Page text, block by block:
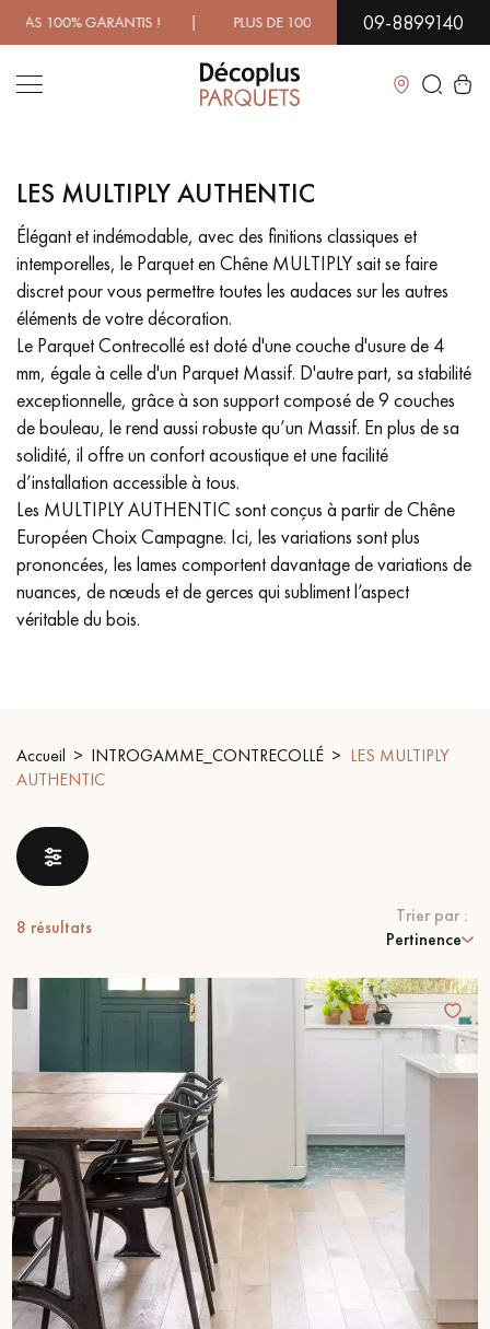
! | PLUS DE 1000 MODÈLES À DÉCOUVRIR EN
09-8899140
Fermer
LES RECHERCHES LES PLUS COURANTES
PARQUET MASSIF
PARQUET CONTRECOLLÉ -
FLOTTANT
SOL PLAQUÉ BOIS VERITABLES
PARQUETS À MOTIFS
TRADITIONNELS
PARQUET EN BOIS EXOTIQUE PARQUET VERNIS
PARQUET HUILÉ PARQUET EN BOIS BRUT
PARQUET VIEILLI PARQUET EN CHÊNE FUMÉ
PARQUET LAMES LARGES XXL PARQUET EN CHÊNE
ACCESSOIRES PARQUET
09-8899140
pas dans le choix et la pose de votre parquet.
Un expert Décoplus Parquets vous appelle
Demandez un rendez-vous personnalisé
LES MULTIPLY AUTHENTIC
Élégant et indémodable, avec des finitions classiques et
intemporelles, le Parquet en Chêne MULTIPLY sait se faire
discret pour vous permettre toutes les audaces sur les autres
éléments de votre décoration.
Le Parquet Contrecollé est doté d'une couche d'usure de 4
mm, égale à celle d'un Parquet Massif. D'autre part, sa stabilité
exceptionnelle, grâce à son support composé de 9 couches
de bouleau, le rend aussi robuste qu’un Massif. En plus de sa
solidité, il offre un confort acoustique et une facilité
d’installation accessible à tous.
Les MULTIPLY AUTHENTIC sont conçus à partir de Chêne
Européen Choix Campagne. Ici, les variations sont plus
prononcées, les lames comportent davantage de variations de
nuances, de nœuds et de gerces qui subliment l’aspect
véritable du bois.
Accueil INTROGAMME_CONTRECOLLÉ
LES MULTIPLY
AUTHENTIC
8 résultats
Trier par :
Pertinence